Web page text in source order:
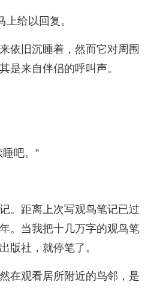
上给以回复。
依旧沉睡着，然而它对周围
是来自伴侣的呼叫声。
吧。”
。距离上次写观鸟笔记已过
。当我把十几万字的观鸟笔
版社，就停笔了。
在观看居所附近的鸟邻，是